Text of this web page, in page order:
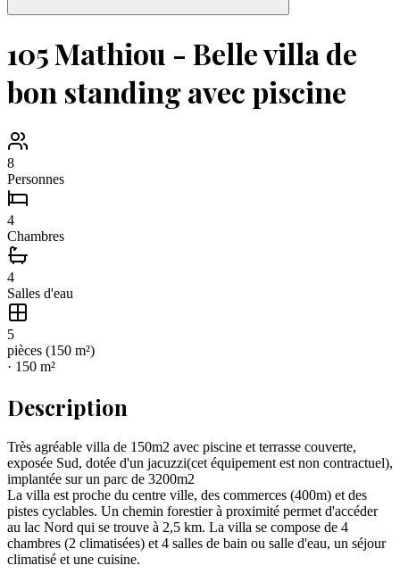
105 Mathiou - Belle villa de
bon standing avec piscine
8
Personnes
4
Chambres
4
Salles d'eau
5
pièces (150 m²)
· 150 m²
Description
Très agréable villa de 150m2 avec piscine et terrasse couverte,
exposée Sud, dotée d'un jacuzzi(cet équipement est non contractuel),
implantée sur un parc de 3200m2
La villa est proche du centre ville, des commerces (400m) et des
pistes cyclables. Un chemin forestier à proximité permet d'accéder
au lac Nord qui se trouve à 2,5 km. La villa se compose de 4
chambres (2 climatisées) et 4 salles de bain ou salle d'eau, un séjour
climatisé et une cuisine.